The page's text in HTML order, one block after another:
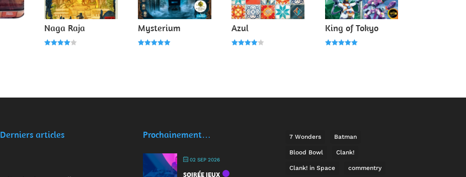
Naga Raja Mysterium Azul King of Tokyo
Derniers articles Prochainement…
02 SEP 2026
SOIRÉE JEUX
7 Wonders Batman
Blood Bowl Clank!
Clank! in Space commentry